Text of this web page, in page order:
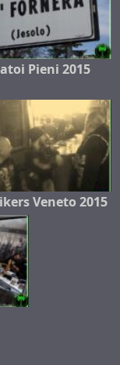
Pieni 2015
Veneto 2015